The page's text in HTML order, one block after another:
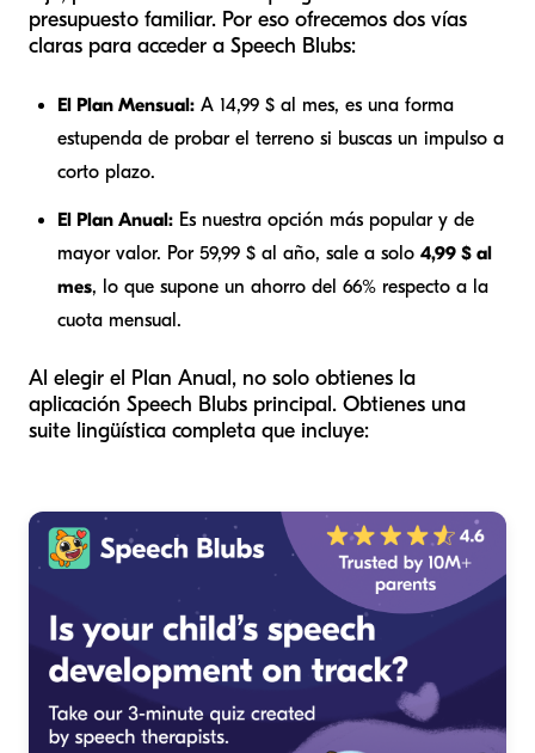
presupuesto familiar. Por eso ofrecemos dos vías
claras para acceder a Speech Blubs:
El Plan Mensual: A 14,99 $ al mes, es una forma
estupenda de probar el terreno si buscas un impulso a
corto plazo.
El Plan Anual: Es nuestra opción más popular y de
mayor valor. Por 59,99 $ al año, sale a solo 4,99 $ al
mes, lo que supone un ahorro del 66% respecto a la
cuota mensual.
Al elegir el Plan Anual, no solo obtienes la
aplicación Speech Blubs principal. Obtienes una
suite lingüística completa que incluye: